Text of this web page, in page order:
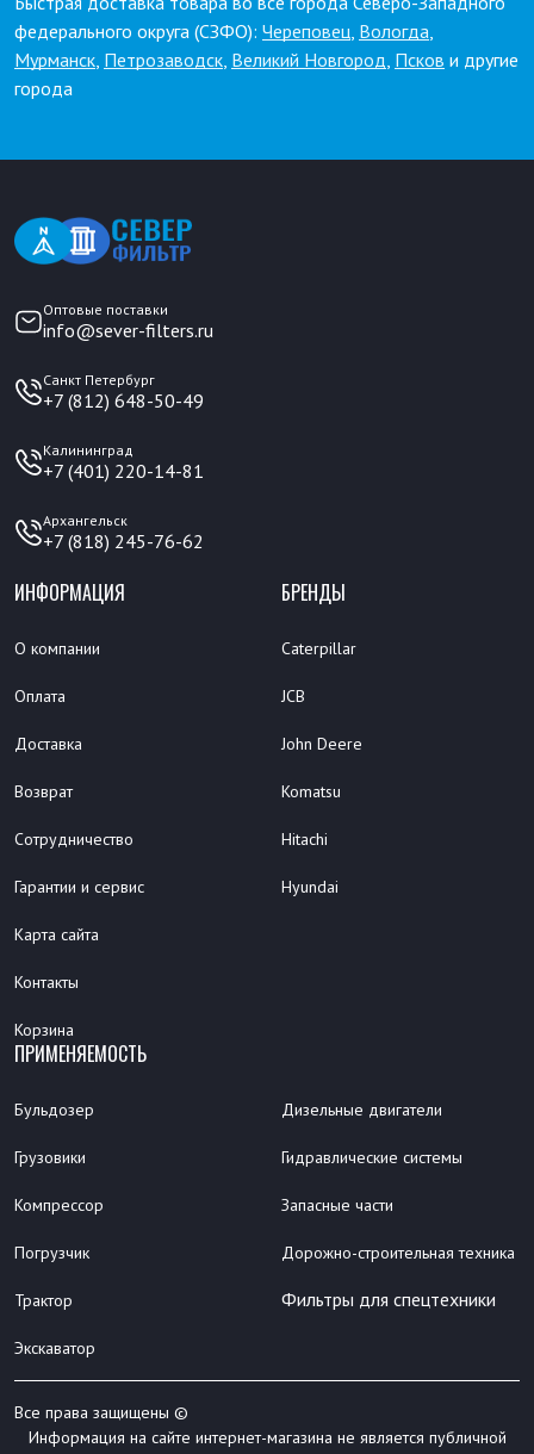
федерального округа (СЗФО): Череповец, Вологда,
Мурманск, Петрозаводск, Великий Новгород, Псков и другие
города
Оптовые поставки
info@sever-filters.ru
Санкт Петербург
+7 (812) 648-50-49
Калининград
+7 (401) 220-14-81
Архангельск
+7 (818) 245-76-62
ИНФОРМАЦИЯ
О компании
Оплата
Доставка
Возврат
Сотрудничество
Гарантии и сервис
Карта сайта
Контакты
Корзина
БРЕНДЫ
Caterpillar
JCB
John Deere
Komatsu
Hitachi
Hyundai
ПРИМЕНЯЕМОСТЬ
Бульдозер
Грузовики
Компрессор
Погрузчик
Трактор
Экскаватор
Дизельные двигатели
Гидравлические системы
Запасные части
Дорожно-строительная техника
Фильтры для спецтехники
Все права защищены ©
Информация на сайте интернет-магазина не является публичной